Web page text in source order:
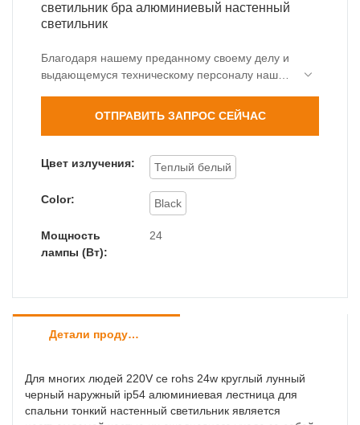
светильник бра алюминиевый настенный
светильник
Благодаря нашему преданному своему делу и
выдающемуся техническому персоналу наши
сэкономить больше труда и средств.
используется в области наружных настенных
ОТПРАВИТЬ ЗАПРОС СЕЙЧАС
Цвет излучения: Теплый белый
Color: Black
Мощность
лампы (Вт):
24
Детали продуктов
Для многих людей 220V ce rohs 24w круглый лунный
черный наружный ip54 алюминиевая лестница для
спальни тонкий настенный светильник является